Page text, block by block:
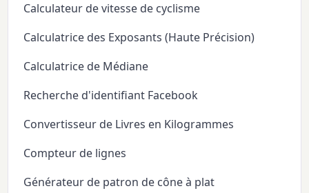
Calculateur de vitesse de cyclisme
Calculatrice des Exposants (Haute Précision)
Calculatrice de Médiane
Recherche d'identifiant Facebook
Convertisseur de Livres en Kilogrammes
Compteur de lignes
Générateur de patron de cône à plat